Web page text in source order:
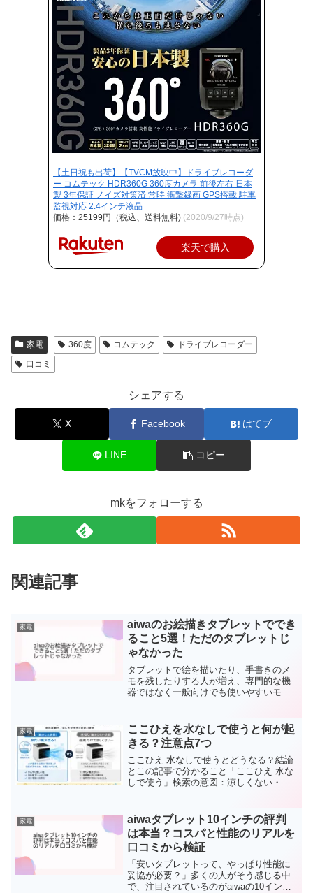
【土日祝も出荷】【TVCM放映中】ドライブレコーダ
ー コムテック HDR360G 360度カメラ 前後左右 日本
製 3年保証 ノイズ対策済 常時 衝撃録画 GPS搭載 駐車
監視対応 2.4インチ液晶
価格：25199円（税込、送料無料) (2020/9/27時点)
楽天で購入
家電 360度 コムテック
ドライブレコーダー
口コミ
シェアする
X Facebook はてブ
LINE コピー
mkをフォローする
関連記事
家電
aiwaのお絵描きタブレットででき
ること5選！ただのタブレットじ
ゃなかった
タブレットで絵を描いたり、手書きのメ
モを残したりする人が増え、専門的な機
器ではなく一般向けでも使いやすいモデ
「どの程度長く使えるのか」「日常使い
にも対応できるのか」など、...
家電
ここひえを水なしで使うと何が起
きる？注意点7つ
ここひえ 水なしで使うとどうなる？結論
とこの記事で分かること「ここひえ 水な
しで使う」検索の意図：涼しくない・危
くても涼しいの？」「故障の原因にな
る？」と疑問を持つ方は...
家電
aiwaタブレット10インチの評判
は本当？コスパと性能のリアルを
口コミから検証
「安いタブレットって、やっぱり性能に
妥協が必要？」多くの人がそう感じる中
で、注目されているのがaiwaの10インチ